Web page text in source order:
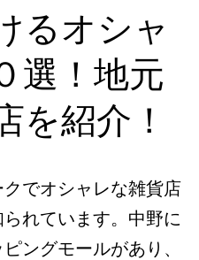
るオシャ
選！地元
を紹介！
でオシャレな雑貨店
れています。中野に
ングモールがあり、